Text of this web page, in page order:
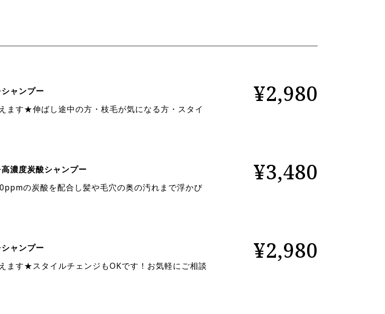
ャンプー
ます★伸ばし途中の方・枝毛が気になる方・スタイ
¥2,980
濃度炭酸シャンプー
の炭酸を配合し髪や毛穴の奥の汚れまで浮かび
¥3,480
ャンプー
ます★スタイルチェンジもOKです！お気軽にご相談
¥2,980